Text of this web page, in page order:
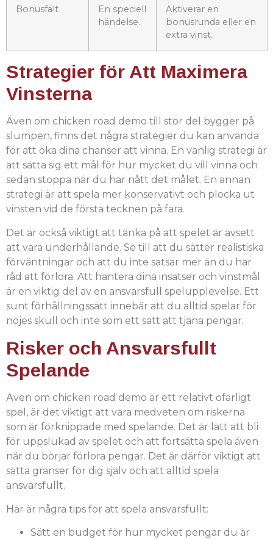
Bonusfält
En speciell
händelse.
Aktiverar en
bonusrunda eller en
extra vinst.
Strategier för Att Maximera
Vinsterna
Även om chicken road demo till stor del bygger på
slumpen, finns det några strategier du kan använda
för att öka dina chanser att vinna. En vanlig strategi är
att sätta sig ett mål för hur mycket du vill vinna och
sedan stoppa när du har nått det målet. En annan
strategi är att spela mer konservativt och plocka ut
vinsten vid de första tecknen på fara.
Det är också viktigt att tänka på att spelet är avsett
att vara underhållande. Se till att du sätter realistiska
förväntningar och att du inte satsar mer än du har
råd att förlora. Att hantera dina insatser och vinstmål
är en viktig del av en ansvarsfull spelupplevelse. Ett
sunt förhållningssätt innebär att du alltid spelar för
nöjes skull och inte som ett sätt att tjäna pengar.
Risker och Ansvarsfullt
Spelande
Även om chicken road demo är ett relativt ofarligt
spel, är det viktigt att vara medveten om riskerna
som är förknippade med spelande. Det är lätt att bli
för uppslukad av spelet och att fortsätta spela även
när du börjar förlora pengar. Det är därför viktigt att
sätta gränser för dig själv och att alltid spela
ansvarsfullt.
Här är några tips för att spela ansvarsfullt:
Sätt en budget för hur mycket pengar du är